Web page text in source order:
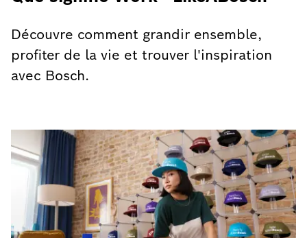
Découvre comment grandir ensemble,
profiter de la vie et trouver l'inspiration
avec Bosch.